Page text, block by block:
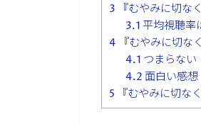
3 『むやみに切な
3.1平均視聴率
4 『むやみに切な
4.1 つまらない
4.2 面白い感想
5 『むやみに切な